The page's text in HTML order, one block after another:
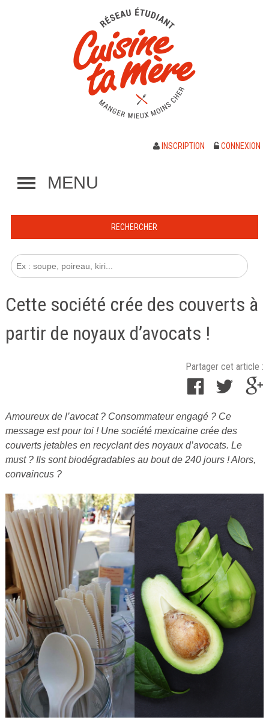
INSCRIPTION CONNEXION
MENU
Cette société crée des couverts à
partir de noyaux d’avocats !
Partager cet article :
Publié
le
18
mars
2019
Cuisine
Ta
Mère
Amoureux de l’avocat ? Consommateur engagé ? Ce
message est pour toi ! Une société mexicaine crée des
couverts jetables en recyclant des noyaux d’avocats. Le
must ? Ils sont biodégradables au bout de 240 jours ! Alors,
convaincus ?